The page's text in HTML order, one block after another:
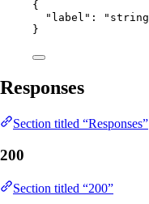
{
"label" : " string
}
Responses
Section titled “Responses”
200
Section titled “200”